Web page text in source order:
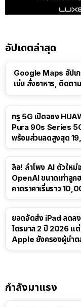
อัปเดตล่าสุด
Google Maps อัปเ
เช่น สั่งอาหาร, ติดตา
ทรู 5G เปิดจอง
Pura 90s Series
พร้อมส่วนลดสูงสุด
ลือ! ลำโพง AI ตัวใหม่
OpenAI ขนาดเท่าลูก
คาดราคาเริ่มราว
ยอดจัดส่ง iPad ลดล
ไตรมาส 2 ปี 2026 แต่
Apple ยังครองผู้นำต
กำลังมาแรง